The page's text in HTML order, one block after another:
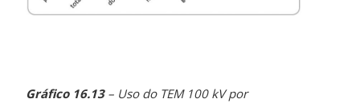
Gráfico 16.13– Uso do TEM 100 kV por